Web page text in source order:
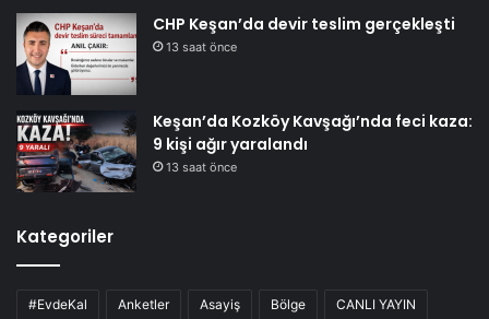
CHP Keşan’da devir teslim gerçekleşti
13 saat önce
Keşan’da Kozköy Kavşağı’nda feci kaza:
9 kişi ağır yaralandı
13 saat önce
Kategoriler
#EvdeKal Anketler Asayiş Bölge CANLI YAYIN